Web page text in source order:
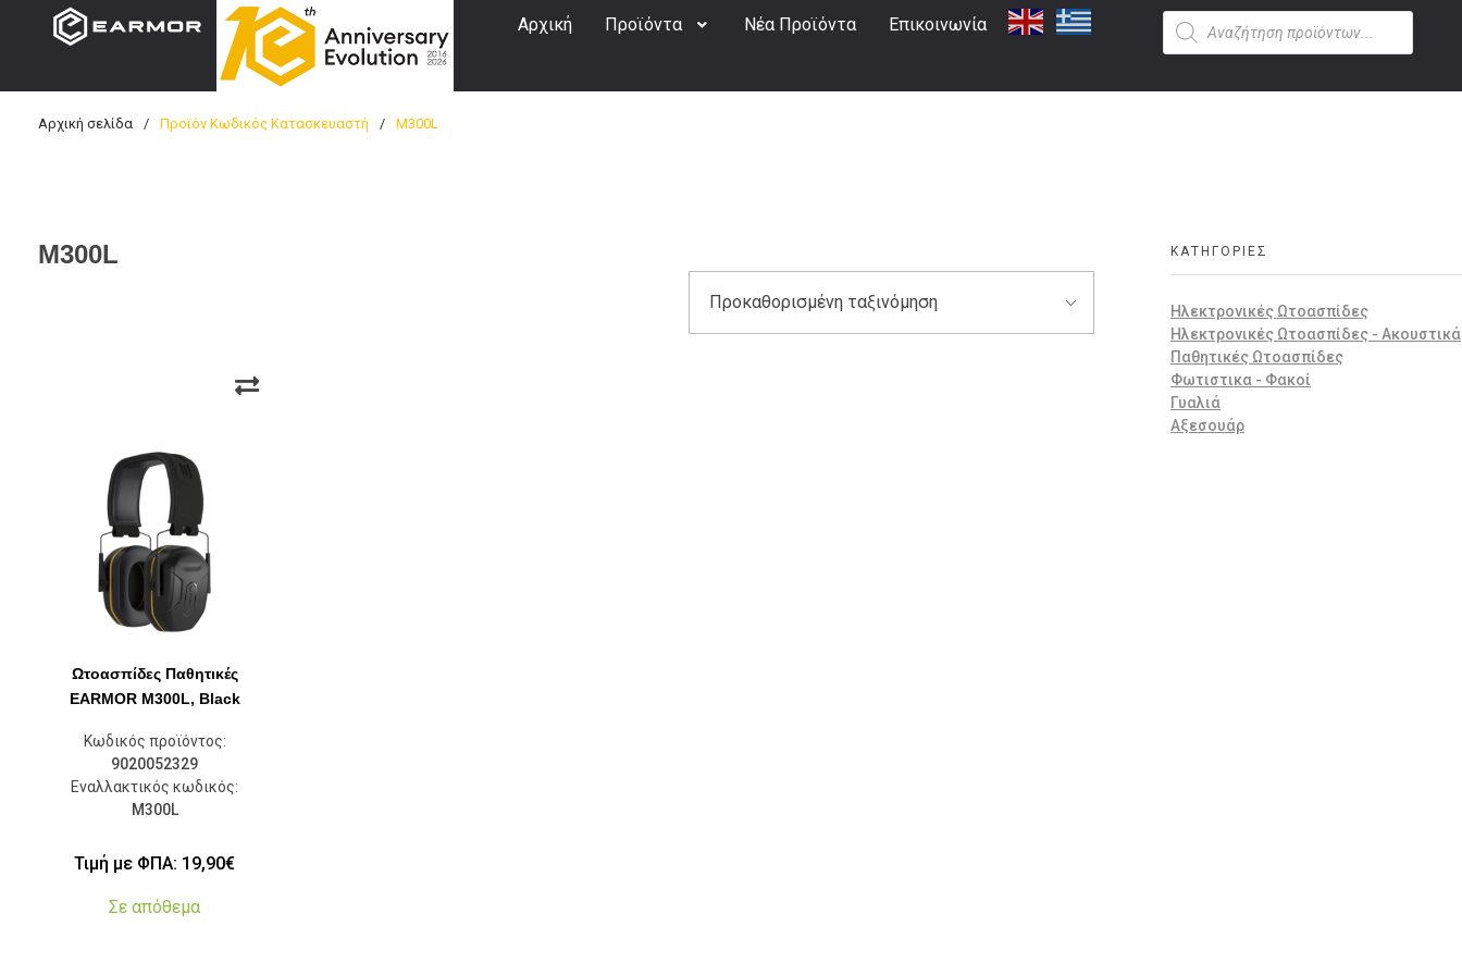
Αρχική Προϊόντα Νέα Προϊόντα Επικοινωνία
Αρχική σελίδα / Προϊόν Κωδικός Κατασκευαστή / M300L
M300L
Ωτοασπίδες Παθητικές
EARMOR M300L, Black
Κωδικός προϊόντος:
9020052329
Εναλλακτικός κωδικός:
M300L
Τιμή με ΦΠΑ: 19,90€
Σε απόθεμα
ΚΑΤΗΓΟΡΊΕΣ
Ηλεκτρονικές Ωτοασπίδες
Ηλεκτρονικές Ωτοασπίδες - Ακουστικά
Παθητικές Ωτοασπίδες
Φωτιστικα - Φακοί
Γυαλιά
Αξεσουάρ